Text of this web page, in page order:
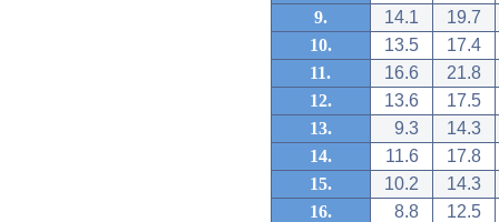
9.
14.1
19.7
10.
13.5
17.4
11.
16.6
21.8
12.
13.6
17.5
13.
9.3
14.3
14.
11.6
17.8
15.
10.2
14.3
16.
8.8
12.5